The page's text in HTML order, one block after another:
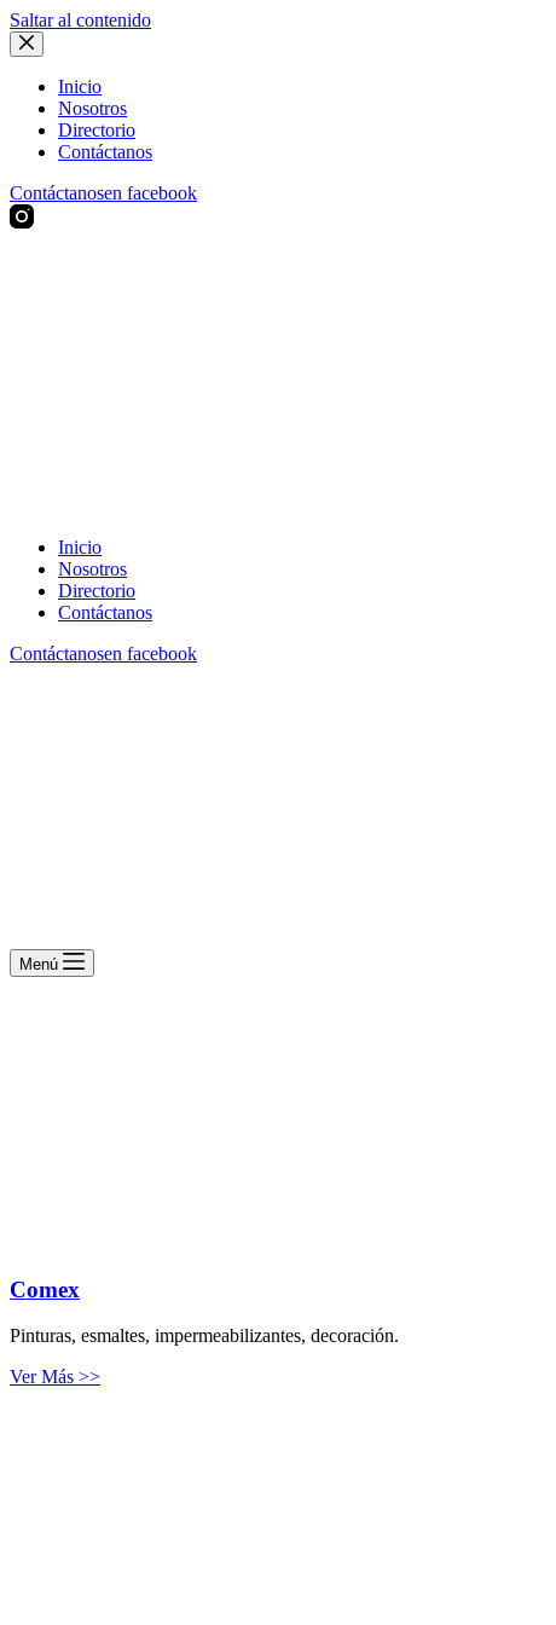
Saltar al contenido
Inicio
Nosotros
Directorio
Contáctanos
Contáctanosen facebook
Inicio
Nosotros
Directorio
Contáctanos
Contáctanosen facebook
Menú
Comex
Pinturas, esmaltes, impermeabilizantes, decoración.
Ver Más >>